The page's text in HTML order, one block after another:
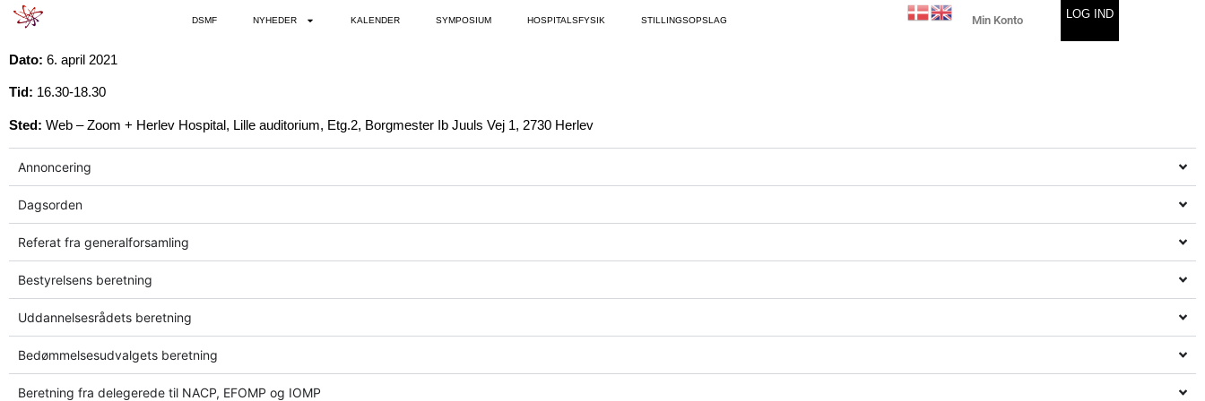
DSMF NYHEDER KALENDER SYMPOSIUM HOSPITALSFYSIK STILLINGSOPSLAG LOG IND
Min Konto
Dato: 6. april 2021
Tid: 16.30-18.30
Sted: Web – Zoom + Herlev Hospital, Lille auditorium, Etg.2, Borgmester Ib Juuls Vej 1, 2730 Herlev
Annoncering
Dagsorden
Referat fra generalforsamling
Bestyrelsens beretning
Uddannelsesrådets beretning
Bedømmelsesudvalgets beretning
Beretning fra delegerede til NACP, EFOMP og IOMP